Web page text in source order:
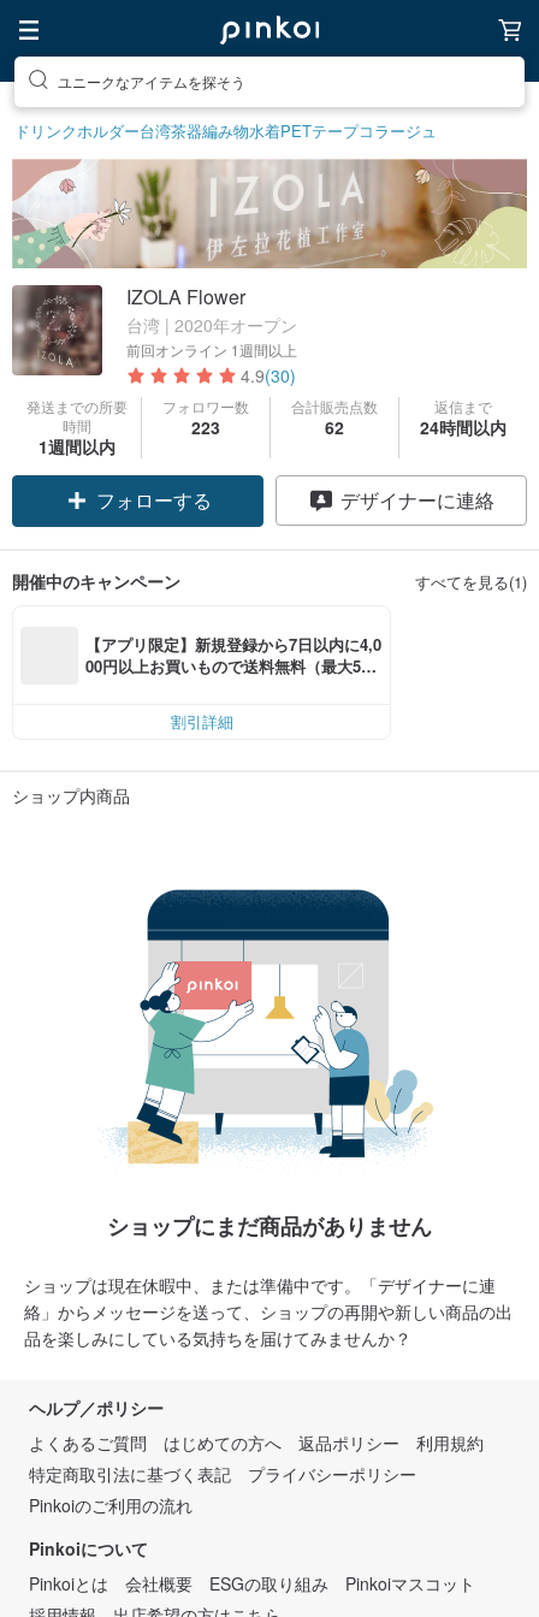
ユニークなアイテムを探そう
ドリンクホルダー台湾茶器編み物水着PETテープコラージュ
IZOLA Flower
台湾 | 2020年オープン
前回オンライン 1週間以上
4.9(30)
発送までの所要
時間
1週間以内
フォロワー数
223
合計販売点数
62
返信まで
24時間以内
フォローする デザイナーに連絡
開催中のキャンペーン すべてを見る(1)
【アプリ限定】新規登録から7日以内に4,0
00円以上お買いもので送料無料（最大500
割引詳細
ショップ内商品
ショップにまだ商品がありません
ショップは現在休暇中、または準備中です。「デザイナーに連
絡」からメッセージを送って、ショップの再開や新しい商品の出
品を楽しみにしている気持ちを届けてみませんか？
ヘルプ／ポリシー
よくあるご質問
はじめての方へ 返品ポリシー
利用規約
特定商取引法に基づく表記
プライバシーポリシー
Pinkoiのご利用の流れ
Pinkoiについて
Pinkoiとは
会社概要 ESGの取り組み
Pinkoiマスコット